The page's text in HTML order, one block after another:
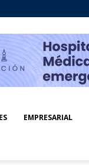
EMPRESARIAL